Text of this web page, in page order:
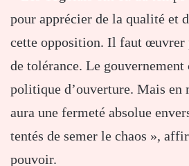
pour apprécier de la qualité et
cette opposition. Il faut œuvrer
de tolérance. Le gouvernement
politique d’ouverture. Mais en
aura une fermeté absolue
tentés de semer le chaos »,
pouvoir.